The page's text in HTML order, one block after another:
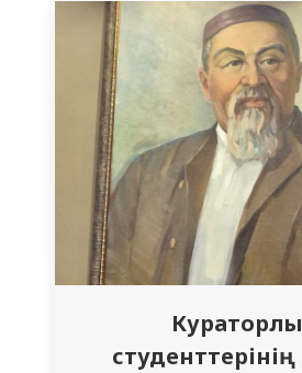
Оспанова
“Геронтологиялық
күтім жасау
кіріспе дәріс
жастағы науқастарға…